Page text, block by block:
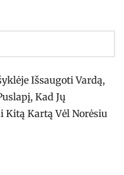
Išsaugoti Vardą,
Kad Jų
Kitą Kartą Vėl Norėsiu